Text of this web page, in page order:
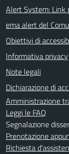
Alert System: Link
ema alert del
Obiettivi di
Informativa privacy
Note legali
Dichiarazione di
Amministrazione
Leggi le FAQ
Segnalazione
Prenotazione
Richiesta